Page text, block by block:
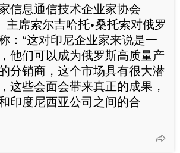
信息通信技术企业家协会
主席索尔吉哈托•桑托索对俄罗
：“这对印尼企业家来说是一
他们可以成为俄罗斯高质量产
分销商，这个市场具有很大潜
这些会面会带来真正的成果，
印度尼西亚公司之间的合